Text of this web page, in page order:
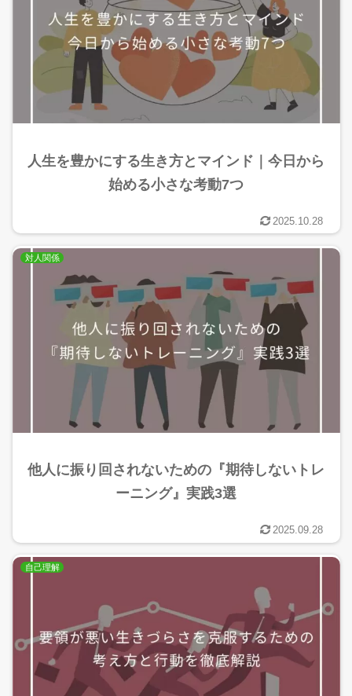
人生を豊かにする生き方とマインド｜今日から
始める小さな考動7つ
2025.10.28
対人関係
他人に振り回されないための『期待しないトレ
ーニング』実践3選
2025.09.28
自己理解